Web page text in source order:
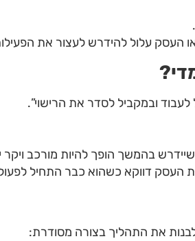
העסק עלול להידרש לעצור את
?
ובמקביל לסדר את הרישוי”.
בהמשך הופך להיות מורכב ויקר
העסק דווקא כשהוא כבר התחיל
את התהליך בצורה מסודרת: